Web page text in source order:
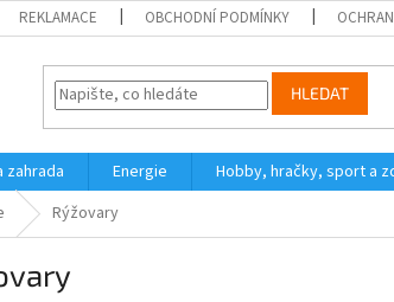
REKLAMACE OBCHODNÍ PODMÍNKY
HLEDAT
zahrada Energie Hobby, hračky, sport a
Rýžovary